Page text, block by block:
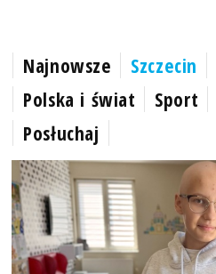
Najnowsze Szczecin
Polska i świat
Sport
Posłuchaj